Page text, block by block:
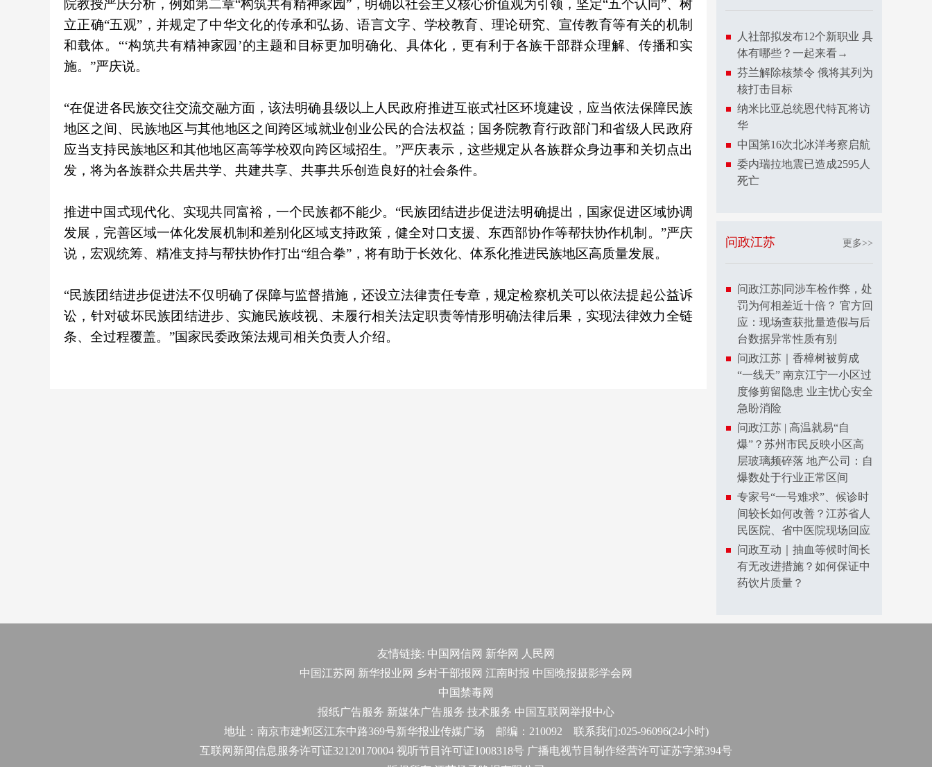
院教授严庆分析，例如第二章“构筑共有精神家园”，明确以社会主义核心价值观为引领，坚定“五个认同”、树
立正确“五观”，并规定了中华文化的传承和弘扬、语言文字、学校教育、理论研究、宣传教育等有关的机制
和载体。“‘构筑共有精神家园’的主题和目标更加明确化、具体化，更有利于各族干部群众理解、传播和实
施。”严庆说。
“在促进各民族交往交流交融方面，该法明确县级以上人民政府推进互嵌式社区环境建设，应当依法保障民族
地区之间、民族地区与其他地区之间跨区域就业创业公民的合法权益；国务院教育行政部门和省级人民政府
应当支持民族地区和其他地区高等学校双向跨区域招生。”严庆表示，这些规定从各族群众身边事和关切点出
发，将为各族群众共居共学、共建共享、共事共乐创造良好的社会条件。
推进中国式现代化、实现共同富裕，一个民族都不能少。“民族团结进步促进法明确提出，国家促进区域协调
发展，完善区域一体化发展机制和差别化区域支持政策，健全对口支援、东西部协作等帮扶协作机制。”严庆
说，宏观统筹、精准支持与帮扶协作打出“组合拳”，将有助于长效化、体系化推进民族地区高质量发展。
“民族团结进步促进法不仅明确了保障与监督措施，还设立法律责任专章，规定检察机关可以依法提起公益诉
讼，针对破坏民族团结进步、实施民族歧视、未履行相关法定职责等情形明确法律后果，实现法律效力全链
条、全过程覆盖。”国家民委政策法规司相关负责人介绍。
人社部拟发布12个新职业 具
体有哪些？一起来看→
芬兰解除核禁令 俄将其列为
核打击目标
纳米比亚总统恩代特瓦将访
华
中国第16次北冰洋考察启航
委内瑞拉地震已造成2595人
死亡
问政江苏 更多>>
问政江苏|同涉车检作弊，处
罚为何相差近十倍？ 官方回
应：现场查获批量造假与后
台数据异常性质有别
问政江苏｜香樟树被剪成
“一线天” 南京江宁一小区过
度修剪留隐患 业主忧心安全
急盼消险
问政江苏 | 高温就易“自
爆”？苏州市民反映小区高
层玻璃频碎落 地产公司：自
爆数处于行业正常区间
专家号“一号难求”、候诊时
间较长如何改善？江苏省人
民医院、省中医院现场回应
问政互动｜抽血等候时间长
有无改进措施？如何保证中
药饮片质量？
友情链接: 中国网信网 新华网
人民网
中国江苏网 新华报业网 乡村干部报网 江南时报 中国晚报摄影学会网
中国禁毒网
报纸广告服务 新媒体广告服务 技术服务 中国互联网举报中心
地址：南京市建邺区江东中路369号新华报业传媒广场 邮编：210092 联系我们:025-96096(24小时)
互联网新闻信息服务许可证32120170004 视听节目许可证1008318号 广播电视节目制作经营许可证苏字第394号